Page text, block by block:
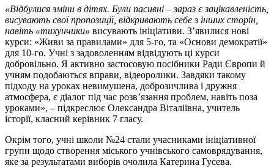
«Відбулися зміни в дітях. Були пасивні – зараз є зацікавленість,
висувають свої пропозиції, відкривають себе з інших сторін,
навіть «тихунчики» висувають ініціативи. З’явилися нові
курси: «Живи за правилами» для 5-го, та «Основи демократії»
для 10-го. Учні з задоволенням відвідують ці курси
добровільно. Я активно застосовую посібники Ради Європи й
учням подобаються вправи, відеоролики. Завдяки такому
підходу на уроках невимушена, доброзичлива і дружня
атмосфера, є діалог під час розв’язання проблем, навіть поза
уроками», – підкреслює Олександра Віталіївна, учитель
історії, класний керівник 7 гласу.
Окрім того, учні школи №24 стали учасниками ініціативної
групи щодо створення міського учнівського самоврядування,
яке за результатами виборів очолила Катерина Гусева.